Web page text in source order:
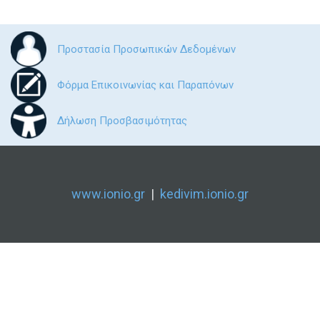
Προστασία Προσωπικών Δεδομένων
Φόρμα Επικοινωνίας και Παραπόνων
Δήλωση Προσβασιμότητας
www.ionio.gr | kedivim.ionio.gr